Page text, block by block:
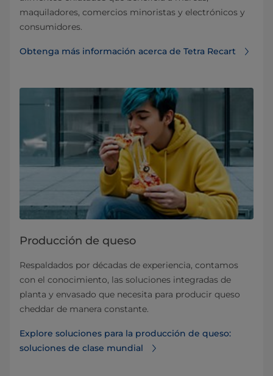
maquiladores, comercios minoristas y electrónicos y
consumidores.
Obtenga más información acerca de Tetra Recart
Producción de queso
Respaldados por décadas de experiencia, contamos
con el conocimiento, las soluciones integradas de
planta y envasado que necesita para producir queso
cheddar de manera constante.
Explore soluciones para la producción de queso:
soluciones de clase mundial